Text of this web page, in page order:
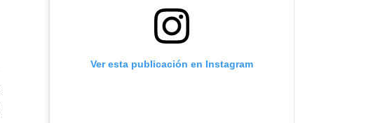
Ver esta publicación en Instagram